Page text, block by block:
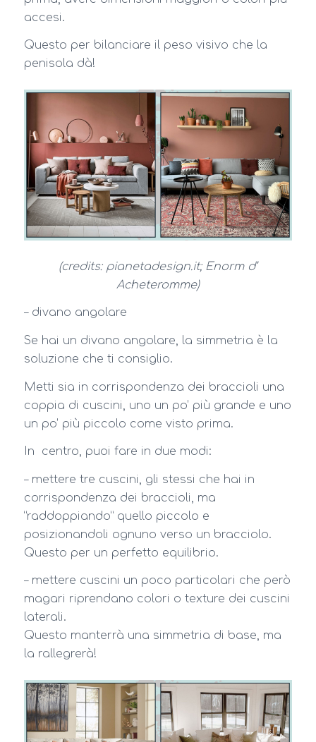
accesi.
Questo per bilanciare il peso visivo che la
penisola dà!
(credits: pianetadesign.it; Enorm d’
Acheteromme)
– divano angolare
Se hai un divano angolare, la simmetria è la
soluzione che ti consiglio.
Metti sia in corrispondenza dei braccioli una
coppia di cuscini, uno un po’ più grande e uno
un po’ più piccolo come visto prima.
In centro, puoi fare in due modi:
– mettere tre cuscini, gli stessi che hai in
corrispondenza dei braccioli, ma
“raddoppiando” quello piccolo e
posizionandoli ognuno verso un bracciolo.
Questo per un perfetto equilibrio.
– mettere cuscini un poco particolari che però
magari riprendano colori o texture dei cuscini
laterali.
Questo manterrà una simmetria di base, ma
la rallegrerà!